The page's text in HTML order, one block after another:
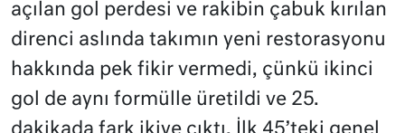
açılan gol perdesi ve rakibin çabuk kırılan
direnci aslında takımın yeni restorasyonu
hakkında pek fikir vermedi, çünkü ikinci
gol de aynı formülle üretildi ve 25.